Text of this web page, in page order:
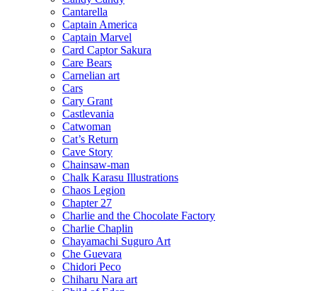
Cantarella
Captain America
Captain Marvel
Card Captor Sakura
Care Bears
Carnelian art
Cars
Cary Grant
Castlevania
Catwoman
Cat’s Return
Cave Story
Chainsaw-man
Chalk Karasu Illustrations
Chaos Legion
Chapter 27
Charlie and the Chocolate Factory
Charlie Chaplin
Chayamachi Suguro Art
Che Guevara
Chidori Peco
Chiharu Nara art